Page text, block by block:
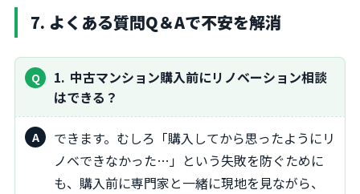
7. よくある質問Q＆Aで不安を解消
1 中古マンション購入前にリノベーション相談
はできる？
できます。むしろ「購入してから思ったようにリ
ノベできなかった…」という失敗を防ぐために
も、購入前に専門家と一緒に現地を見ながら、